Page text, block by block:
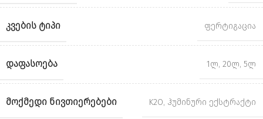
ᲙᲕᲔᲑᲘᲡ ᲢᲘᲞᲘ ფერტიგაცია
ᲓᲐᲤᲐᲡᲝᲔᲑᲐ 1ლ, 20ლ, 5ლ
ᲛᲝᲥᲛᲔᲓᲘ ᲜᲘᲕᲗᲘᲔᲠᲔᲑᲔᲑᲘ K2O, ჰუმინური ექსტრაქტი